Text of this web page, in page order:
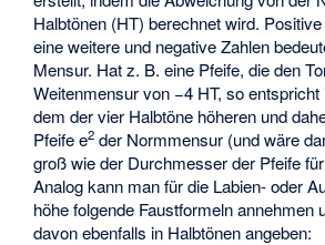
Halbtönen (HT) berechnet wird.
eine weitere und negative Zahlen
Mensur. Hat z. B. eine Pfeife, die den
Weitenmensur von −4 HT, so
dem der vier Halbtöne höheren und
Pfeife e2 der Normmensur (und wäre
groß wie der Durchmesser der Pfeife
Analog kann man für die Labien- oder
höhe folgende Faustformeln annehmen
davon ebenfalls in Halbtönen angeben: